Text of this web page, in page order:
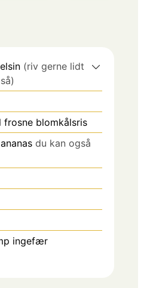
(riv gerne lidt
frosne blomkålsris
du kan også
ingefær